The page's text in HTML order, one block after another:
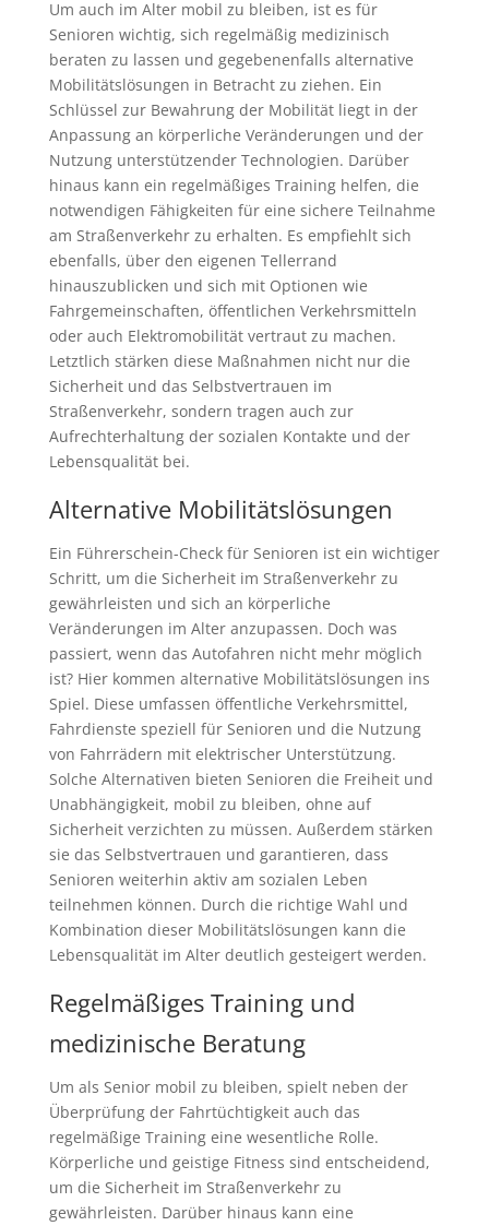
Um auch im Alter mobil zu bleiben, ist es für
Senioren wichtig, sich regelmäßig medizinisch
beraten zu lassen und gegebenenfalls alternative
Mobilitätslösungen in Betracht zu ziehen. Ein
Schlüssel zur Bewahrung der Mobilität liegt in der
Anpassung an körperliche Veränderungen und der
Nutzung unterstützender Technologien. Darüber
hinaus kann ein regelmäßiges Training helfen, die
notwendigen Fähigkeiten für eine sichere Teilnahme
am Straßenverkehr zu erhalten. Es empfiehlt sich
ebenfalls, über den eigenen Tellerrand
hinauszublicken und sich mit Optionen wie
Fahrgemeinschaften, öffentlichen Verkehrsmitteln
oder auch Elektromobilität vertraut zu machen.
Letztlich stärken diese Maßnahmen nicht nur die
Sicherheit und das Selbstvertrauen im
Straßenverkehr, sondern tragen auch zur
Aufrechterhaltung der sozialen Kontakte und der
Lebensqualität bei.
Alternative Mobilitätslösungen
Ein Führerschein-Check für Senioren ist ein wichtiger
Schritt, um die Sicherheit im Straßenverkehr zu
gewährleisten und sich an körperliche
Veränderungen im Alter anzupassen. Doch was
passiert, wenn das Autofahren nicht mehr möglich
ist? Hier kommen alternative Mobilitätslösungen ins
Spiel. Diese umfassen öffentliche Verkehrsmittel,
Fahrdienste speziell für Senioren und die Nutzung
von Fahrrädern mit elektrischer Unterstützung.
Solche Alternativen bieten Senioren die Freiheit und
Unabhängigkeit, mobil zu bleiben, ohne auf
Sicherheit verzichten zu müssen. Außerdem stärken
sie das Selbstvertrauen und garantieren, dass
Senioren weiterhin aktiv am sozialen Leben
teilnehmen können. Durch die richtige Wahl und
Kombination dieser Mobilitätslösungen kann die
Lebensqualität im Alter deutlich gesteigert werden.
Regelmäßiges Training und
medizinische Beratung
Um als Senior mobil zu bleiben, spielt neben der
Überprüfung der Fahrtüchtigkeit auch das
regelmäßige Training eine wesentliche Rolle.
Körperliche und geistige Fitness sind entscheidend,
um die Sicherheit im Straßenverkehr zu
gewährleisten. Darüber hinaus kann eine